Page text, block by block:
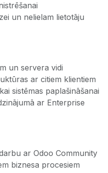
un nelielam lietotāju
un servera vidi
ar citiem klientiem
sistēmas paplašināšanai
ar Enterprise
ar Odoo Community
biznesa procesiem